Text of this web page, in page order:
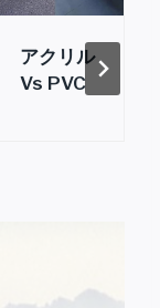
アクリル
Vs PVC